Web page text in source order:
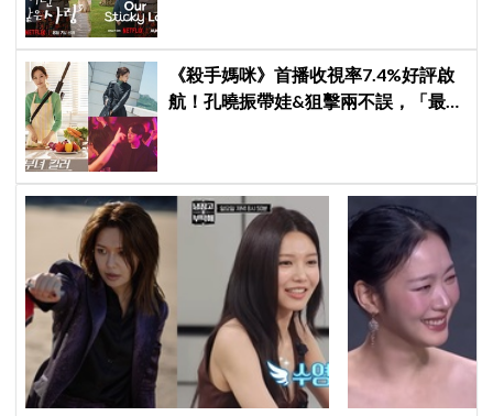
《殺手媽咪》首播收視率7.4%好評啟
航！孔曉振帶娃&狙擊兩不誤，「最狂